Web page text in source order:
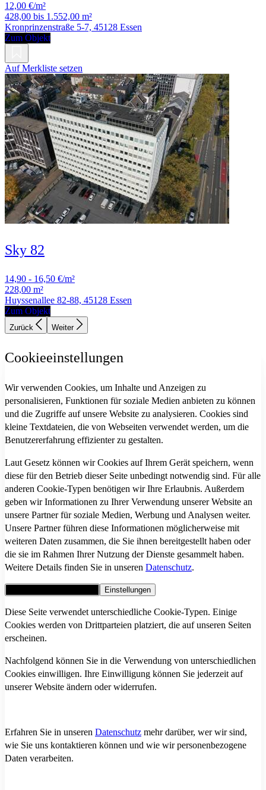
12,00 €/m²
428,00 bis 1.552,00 m²
Kronprinzenstraße 5-7, 45128 Essen
Zum Objekt
Auf Merkliste setzen
Sky 82
14,90 - 16,50 €/m²
228,00 m²
Huyssenallee 82-88, 45128 Essen
Zum Objekt
Zurück Weiter
Cookieeinstellungen
Wir verwenden Cookies, um Inhalte und Anzeigen zu
personalisieren, Funktionen für soziale Medien anbieten zu können
und die Zugriffe auf unsere Website zu analysieren. Cookies sind
kleine Textdateien, die von Webseiten verwendet werden, um die
Benutzererfahrung effizienter zu gestalten.
Laut Gesetz können wir Cookies auf Ihrem Gerät speichern, wenn
diese für den Betrieb dieser Seite unbedingt notwendig sind. Für alle
anderen Cookie-Typen benötigen wir Ihre Erlaubnis. Außerdem
geben wir Informationen zu Ihrer Verwendung unserer Website an
unsere Partner für soziale Medien, Werbung und Analysen weiter.
Unsere Partner führen diese Informationen möglicherweise mit
weiteren Daten zusammen, die Sie ihnen bereitgestellt haben oder
die sie im Rahmen Ihrer Nutzung der Dienste gesammelt haben.
Weitere Details finden Sie in unseren Datenschutz.
Einstellungen
Diese Seite verwendet unterschiedliche Cookie-Typen. Einige
Cookies werden von Drittparteien platziert, die auf unseren Seiten
erscheinen.
Nachfolgend können Sie in die Verwendung von unterschiedlichen
Cookies einwilligen. Ihre Einwilligung können Sie jederzeit auf
unserer Website ändern oder widerrufen.
Erfahren Sie in unseren Datenschutz mehr darüber, wer wir sind,
wie Sie uns kontaktieren können und wie wir personenbezogene
Daten verarbeiten.